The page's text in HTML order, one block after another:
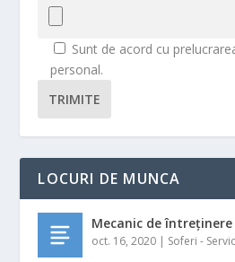
Sunt de acord cu
personal.
TRIMITE
LOCURI DE MUNCA
Mecanic de
oct. 16, 2020 | Soferi -